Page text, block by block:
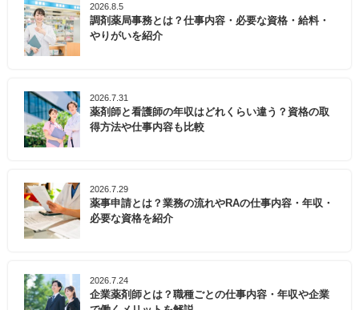
2026.8.5
調剤薬局事務とは？仕事内容・必要な資格・給料・
やりがいを紹介
2026.7.31
薬剤師と看護師の年収はどれくらい違う？資格の取
得方法や仕事内容も比較
2026.7.29
薬事申請とは？業務の流れやRAの仕事内容・年収・
必要な資格を紹介
2026.7.24
企業薬剤師とは？職種ごとの仕事内容・年収や企業